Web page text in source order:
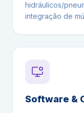
hidráulicos/
integração de
Software &